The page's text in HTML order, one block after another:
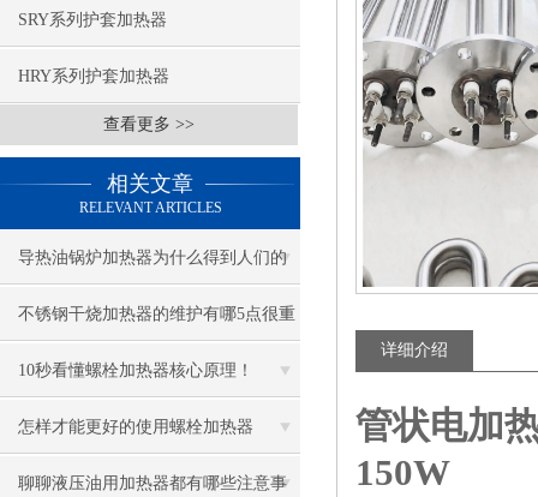
SRY系列护套加热器
HRY系列护套加热器
查看更多 >>
相关文章
RELEVANT ARTICLES
导热油锅炉加热器为什么得到人们的
青睐
不锈钢干烧加热器的维护有哪5点很重
要
10秒看懂螺栓加热器核心原理！
怎样才能更好的使用螺栓加热器
聊聊液压油用加热器都有哪些注意事
详细介绍
管状电加
150W